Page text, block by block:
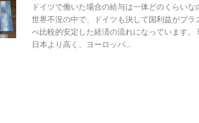
ドイツで働いた場合の給与は一体どのくらい
世界不況の中で、ドイツも決して国利益がプ
べ比較的安定した経済の流れになっています。
日本より高く、ヨーロッパ...